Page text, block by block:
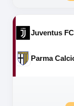
Juventus FC
Parma